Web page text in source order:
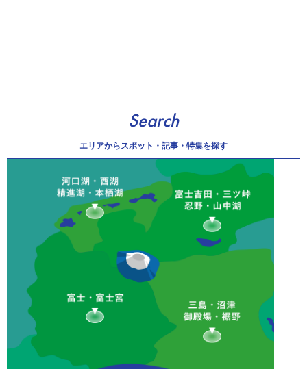
Search
エリアからスポット・記事・特集を探す